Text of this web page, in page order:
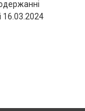
16.03.2024